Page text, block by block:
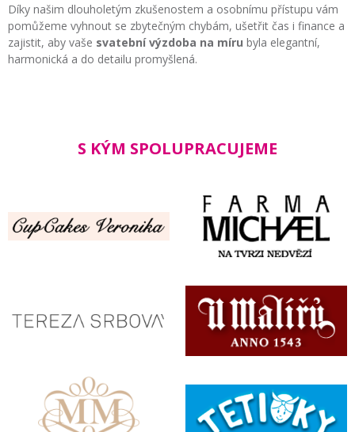
Díky našim dlouholetým zkušenostem a osobnímu přístupu vám
pomůžeme vyhnout se zbytečným chybám, ušetřit čas i finance a
zajistit, aby vaše svatební výzdoba na míru byla elegantní,
harmonická a do detailu promyšlená.
S KÝM SPOLUPRACUJEME